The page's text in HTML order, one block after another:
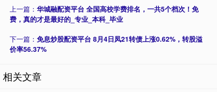
上一篇： 华城融配资平台 全国高校学费排名，一共5个档次！免
费，真的才是最好的_专业_本科_毕业
下一篇： 免息炒股配资平台 8月4日凤21转债上涨0.62%，转股溢
价率56.37%
相关文章